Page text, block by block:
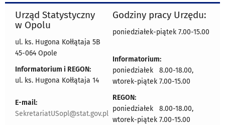
Urząd Statystyczny
w Opolu
ul. ks. Hugona Kołłątaja 5B
45-064 Opole
Informatorium i REGON:
ul. ks. Hugona Kołłątaja 14
E-mail:
SekretariatUSopl@stat.gov.pl
Godziny pracy Urzędu:
poniedziałek-piątek 7.00-15.00
Informatorium:
poniedziałek 8.00-18.00,
wtorek-piątek 7.00-15.00
REGON:
poniedziałek 8.00-18.00,
wtorek-piątek 7.00-15.00